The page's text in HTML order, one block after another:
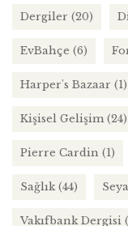
Dergiler (20)
EvBahçe (6)
Harper's Bazaar (1)
Kişisel Gelişim (24)
Pierre Cardin (1)
Sağlık(44)
Vakıfbank Dergisi